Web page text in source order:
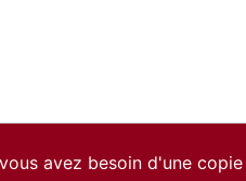
avez besoin d'une